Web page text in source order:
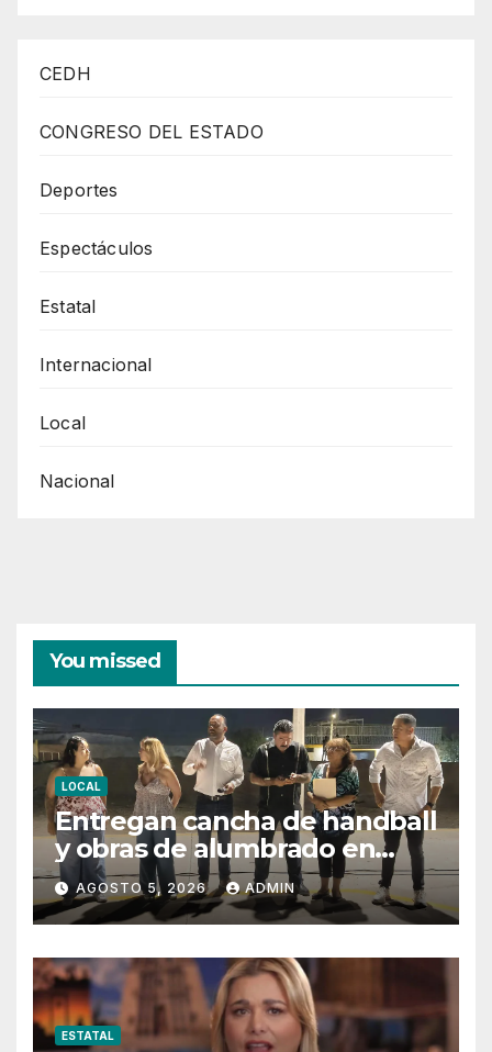
LA
JUÁREZ
CEDH
CONGRESO DEL ESTADO
Deportes
Espectáculos
Estatal
Internacional
Local
Nacional
You missed
LOCAL
Entregan cancha de handball
y obras de alumbrado en
Torres del Sur y Praderas de
Oriente
AGOSTO 5, 2026 ADMIN
ESTATAL